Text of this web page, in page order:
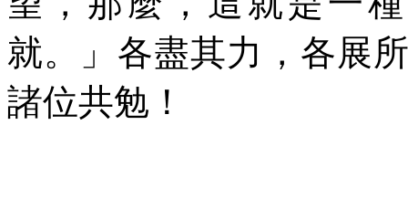
就。」各盡其力，各展
諸位共勉！